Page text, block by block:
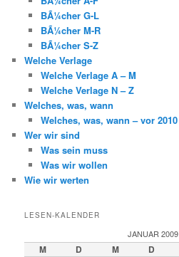
BÃ¼cher G-L
BÃ¼cher M-R
BÃ¼cher S-Z
Welche Verlage
Welche Verlage A – M
Welche Verlage N – Z
Welches, was, wann
Welches, was, wann – vor 2010
Wer wir sind
Was sein muss
Was wir wollen
Wie wir werten
LESEN-KALENDER
JANUAR 2009
M D M D